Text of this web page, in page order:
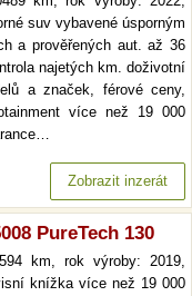
suv vybavené úsporným
a prověřených aut. až 36
najetých km. doživotní
a značek, férové ceny,
více než 19 000
Zobrazit inzerát
PureTech 130
km, rok výroby: 2019,
knížka více než 19 000